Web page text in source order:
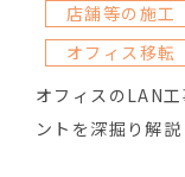
店舗等の施工
オフィス移転
オフィスのLAN
ントを深掘り解説